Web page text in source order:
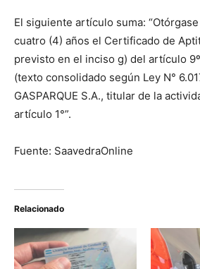
El siguiente artículo suma:
cuatro (4) años el Certificado de
previsto en el inciso g) del artículo
(texto consolidado según Ley N°
GASPARQUE S.A., titular de la
artículo 1°”.
Fuente: SaavedraOnline
Relacionado